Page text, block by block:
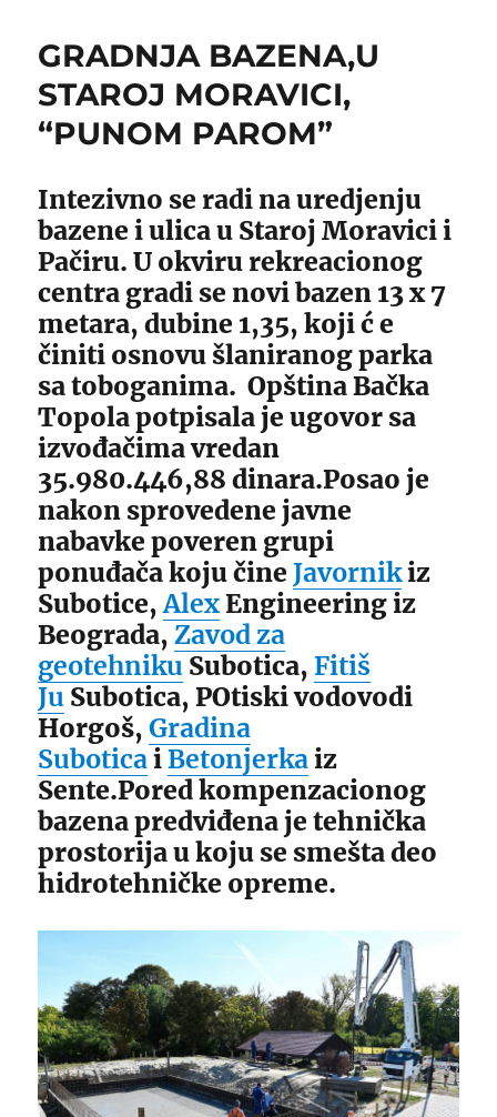
GRADNJA BAZENA,U
STAROJ MORAVICI,
“PUNOM PAROM”
Intezivno se radi na uredjenju
bazene i ulica u Staroj Moravici i
Pačiru. U okviru rekreacionog
centra gradi se novi bazen 13 x 7
metara, dubine 1,35, koji ć e
činiti osnovu šlaniranog parka
sa toboganima. Opština Bačka
Topola potpisala je ugovor sa
izvođačima vredan
35.980.446,88 dinara.Posao je
nakon sprovedene javne
nabavke poveren grupi
ponuđača koju čine Javornikiz
Subotice,AlexEngineering iz
Beograda,Zavod za
geotehniku Subotica,Fitiš
Ju Subotica, POtiski vodovodi
Horgoš,Gradina
Suboticai Betonjerkaiz
Sente.Pored kompenzacionog
bazena predviđena je tehnička
prostorija u koju se smešta deo
hidrotehničke opreme.